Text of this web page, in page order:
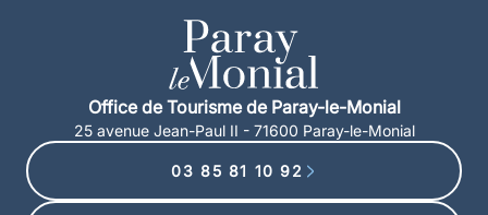
Office de Tourisme de Paray-le-Monial
25 avenue Jean-Paul II - 71600 Paray-le-Monial
03 85 81 10 92